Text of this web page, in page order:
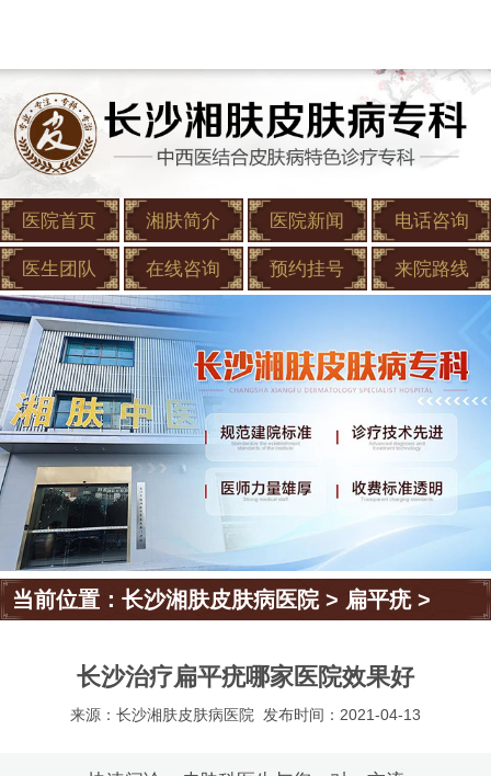
医院首页 湘肤简介 医院新闻 电话咨询
医生团队 在线咨询 预约挂号 来院路线
当前位置：长沙湘肤皮肤病医院> 扁平疣>
长沙治疗扁平疣哪家医院效果好
来源：长沙湘肤皮肤病医院 发布时间：2021-04-13